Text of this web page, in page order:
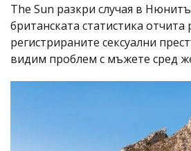
The Sun разкри случая в
британската статистика отчита
регистрираните сексуални
видим проблем с мъжете сред